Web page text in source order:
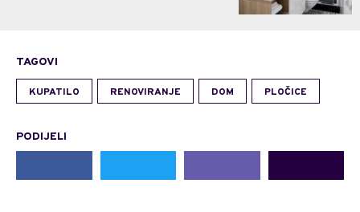
TAGOVI
KUPATILO RENOVIRANJE DOM PLOČICE
PODIJELI